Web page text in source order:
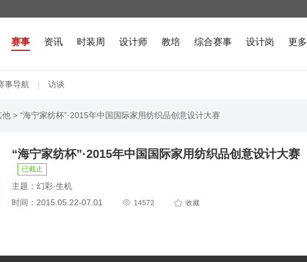
赛事 资讯 时装周 设计师 教培 综合赛事 设计岗 更多
事导航 | 访谈
他 > “海宁家纺杯”·2015年中国国际家用纺织品创意设计大赛
“海宁家纺杯”·2015年中国国际家用纺织品创意设计大赛
已截止
主题：幻彩·生机
时间：2015.05.22-07.01
 14572  收藏